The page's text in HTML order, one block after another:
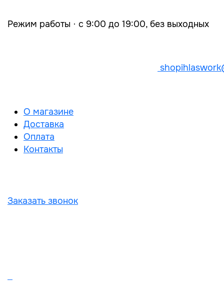
Режим работы · с 9:00 до 19:00, без выходных
О магазине
Доставка
Оплата
Контакты
Заказать звонок